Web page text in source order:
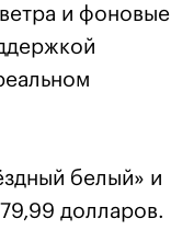
и фоновые
белый» и
долларов.